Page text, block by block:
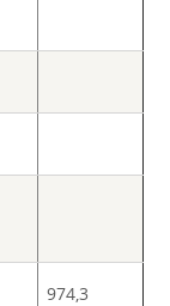
974,3